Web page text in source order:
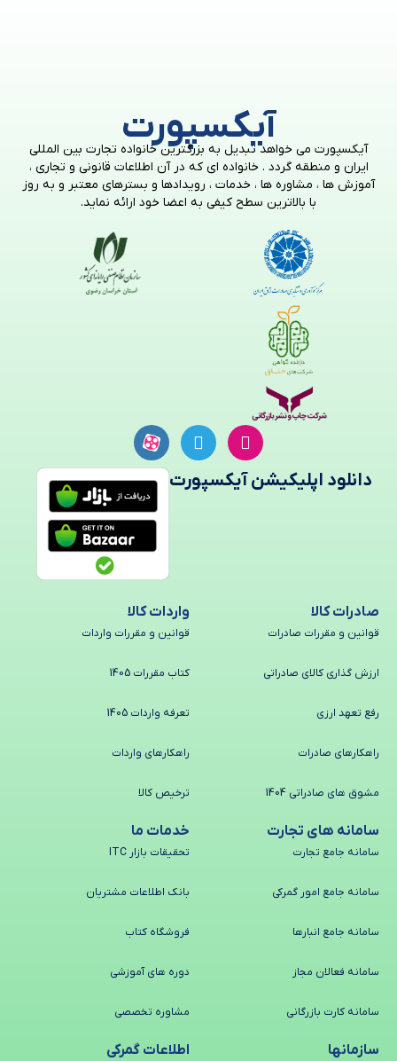
صادرات کالا
قوانین و مقررات صادرات
ارزش گذاری کالای صادراتی
رفع تعهد ارزی
راهکارهای صادرات
مشوق های صادراتی 1404
واردات کالا
قوانین و مقررات واردات
کتاب مقررات 1405
تعرفه واردات 1405
راهکارهای واردات
ترخیص کالا
سامانه های تجارت
سامانه جامع تجارت
سامانه جامع امور گمرکی
سامانه جامع انبارها
سامانه فعالان مجاز
سامانه کارت بازرگانی
خدمات ما
تحقیقات بازار ITC
بانک اطلاعات مشتریان
فروشگاه کتاب
دوره های آموزشی
مشاوره تخصصی
سازمانها اطلاعات گمرکی
آیکسپورت
آیکسپورت می خواهد تبدیل به بزرگترین خانواده تجارت بین المللی
ایران و منطقه گردد . خانواده ای که در آن اطلاعات قانونی و تجاری ،
آموزش ها ، مشاوره ها ، خدمات ، رویدادها و بسترهای معتبر و به روز
با بالاترین سطح کیفی به اعضا خود ارائه نماید.
دانلود اپلیکیشن آیکسپورت